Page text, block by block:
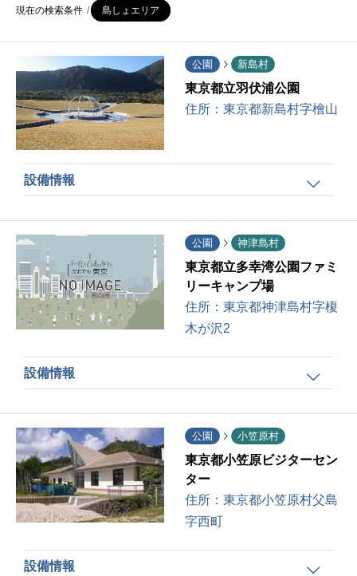
現在の検索条件 島しょエリア
公園 新島村
東京都立羽伏浦公園
住所： 東京都新島村字檜山
設備情報
公園 神津島村
東京都立多幸湾公園ファミ
リーキャンプ場
住所： 東京都神津島村字榎
木が沢2
設備情報
公園 小笠原村
東京都小笠原ビジターセン
ター
住所： 東京都小笠原村父島
字西町
設備情報